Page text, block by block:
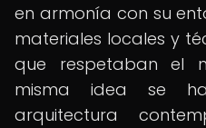
en armonía con su
materiales locales y
que respetaban el
misma idea se
arquitectura